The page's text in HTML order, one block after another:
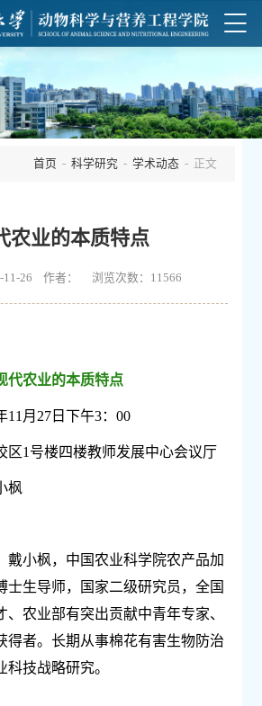
首页 - 科学研究- 学术动态 - 正文
农业的本质特点
11-26 作者： 浏览次数： 11566
代农业的本质特点
11 月 27 日下午3：00
区1 号楼四楼教师发展中心会议厅
枫
戴小枫，中国农业科学院农产品加
士生导师，国家二级研究员，全国
、农业部有突出贡献中青年专家、
得者。长期从事棉花有害生物防治
技战略研究。